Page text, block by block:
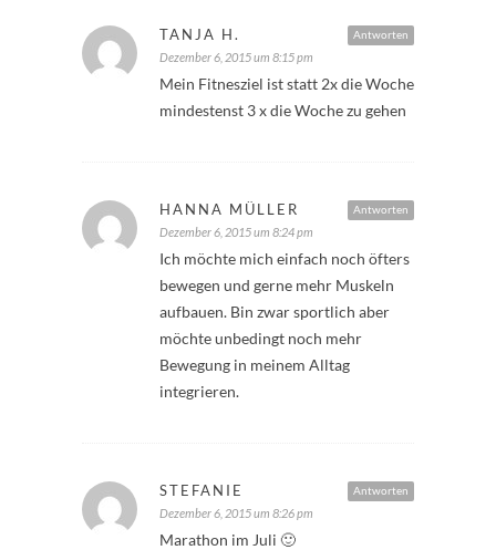
Antworten
TANJA H.
Dezember 6, 2015 um 8:15 pm
Mein Fitnesziel ist statt 2x die Woche
mindestenst 3 x die Woche zu gehen
Antworten
HANNA MÜLLER
Dezember 6, 2015 um 8:24 pm
Ich möchte mich einfach noch öfters
bewegen und gerne mehr Muskeln
aufbauen. Bin zwar sportlich aber
möchte unbedingt noch mehr
Bewegung in meinem Alltag
integrieren.
Antworten
STEFANIE
Dezember 6, 2015 um 8:26 pm
Marathon im Juli 🙂